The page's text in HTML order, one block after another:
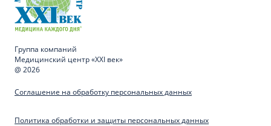
Группа компаний
Медицинский центр «XXI век»
@ 2026
Соглашение на обработку персональных данных
Политика обработки и защиты персональных данных